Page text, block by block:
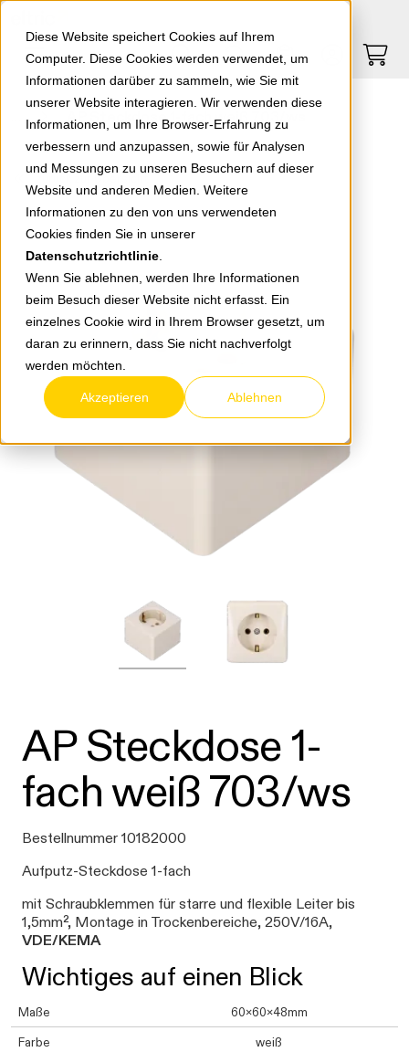
Diese Website speichert Cookies auf Ihrem
Computer. Diese Cookies werden verwendet, um
Informationen darüber zu sammeln, wie Sie mit
unserer Website interagieren. Wir verwenden diese
Informationen, um Ihre Browser-Erfahrung zu
verbessern und anzupassen, sowie für Analysen
und Messungen zu unseren Besuchern auf dieser
Website und anderen Medien. Weitere
Informationen zu den von uns verwendeten
Cookies finden Sie in unserer
Datenschutzrichtlinie
Wenn Sie ablehnen, werden Ihre Informationen
beim Besuch dieser Website nicht erfasst. Ein
einzelnes Cookie wird in Ihrem Browser gesetzt, um
daran zu erinnern, dass Sie nicht nachverfolgt
werden möchten.
Akzeptieren Ablehnen
Springe zu Hauptinhalt Springe zum Footer
0
AP Steckdose 1-fach weiß 703/ws
zurück zur Übersicht
AP Steckdose 1-
fach weiß 703/ws
Bestellnummer 10182000
Aufputz-Steckdose 1-fach
mit Schraubklemmen für starre und flexible Leiter bis
1,5mm², Montage in Trockenbereiche, 250V/16A,
VDE/KEMA
Wichtiges auf einen Blick
Maße 60x60x48mm
Farbe weiß